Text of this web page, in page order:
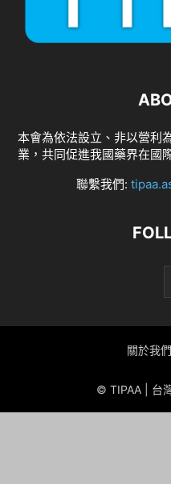
本會為依法設立、非以營利
業，共同促進我國藥界在國
聯繫我們:
關於我們
© TIPAA | 台